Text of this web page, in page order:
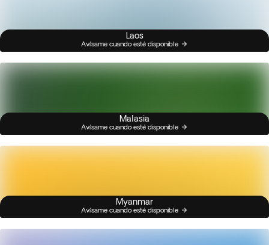
Laos
Avísame cuando esté disponible
Malasia
Avísame cuando esté disponible
Myanmar
Avísame cuando esté disponible